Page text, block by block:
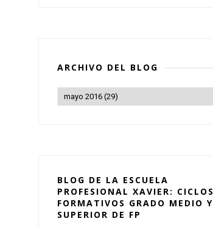
ARCHIVO DEL BLOG
BLOG DE LA ESCUELA
PROFESIONAL XAVIER: CICLOS
FORMATIVOS GRADO MEDIO Y
SUPERIOR DE FP